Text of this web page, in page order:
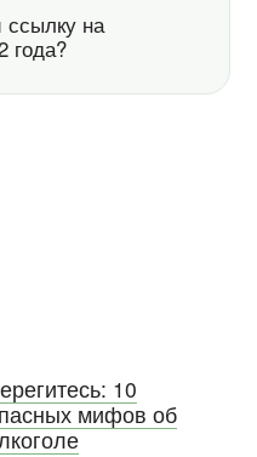
ссылку на
года?
10
мифов об